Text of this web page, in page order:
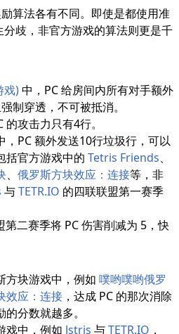
算法各有不同。即使是都使用准
歧，非官方游戏的算法则更是千
戏)中，PC 给房间内所有对手额外
制穿透，不可被抵消。
的攻击力只有4行。
，PC 额外发送10行垃圾行，可以
括官方游戏中的Tetris Friends、
、俄罗斯方块效应：连接等，非
与TETR.IO 的四联联盟第一赛季
第二赛季将 PC 伤害削减为 5，快
方块游戏中，例如噗哟噗哟俄罗
效应：连接 ，达成 PC 的那次消除
分数就越多。
戏中，例如 Jstris 与TETR.IO ，